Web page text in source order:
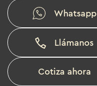
Whatsapp
Llámanos
Cotiza ahora